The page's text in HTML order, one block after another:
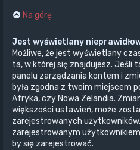
Na górę
Jest wyświetlany
Możliwe, że jest wyświetlany
ta, w której się znajdujesz. Jeśli
panelu zarządzania kontem i
była zgodna z twoim miejscem
Afryka, czy Nowa Zelandia.
większości ustawień, może
zarejestrowanych
zarejestrowanym
by się zarejestrować.